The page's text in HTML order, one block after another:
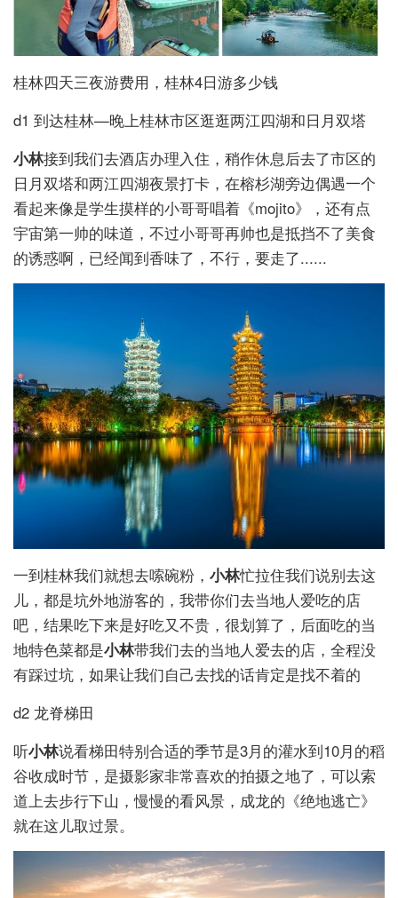
桂林四天三夜游费用，桂林4日游多少钱
d1 到达桂林—晚上桂林市区逛逛两江四湖和日月双塔
小林接到我们去酒店办理入住，稍作休息后去了市区的
日月双塔和两江四湖夜景打卡，在榕杉湖旁边偶遇一个
看起来像是学生摸样的小哥哥唱着《mojito》，还有点
宇宙第一帅的味道，不过小哥哥再帅也是抵挡不了美食
的诱惑啊，已经闻到香味了，不行，要走了......
一到桂林我们就想去嗦碗粉， 小林忙拉住我们说别去这
儿，都是坑外地游客的，我带你们去当地人爱吃的店
吧，结果吃下来是好吃又不贵，很划算了，后面吃的当
地特色菜都是小林带我们去的当地人爱去的店，全程没
有踩过坑，如果让我们自己去找的话肯定是找不着的
d2 龙脊梯田
听小林说看梯田特别合适的季节是3月的灌水到10月的稻
谷收成时节，是摄影家非常喜欢的拍摄之地了，可以索
道上去步行下山，慢慢的看风景，成龙的《绝地逃亡》
就在这儿取过景。